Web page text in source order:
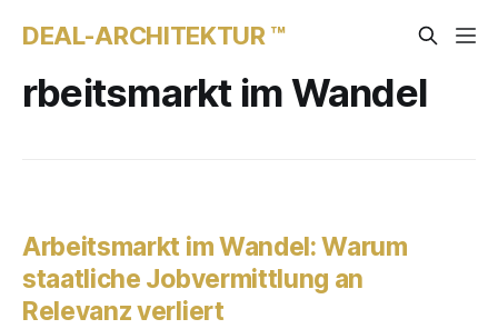
DEAL-ARCHITEKTUR ™
rbeitsmarkt im Wandel
Arbeitsmarkt im Wandel: Warum
staatliche Jobvermittlung an
Relevanz verliert